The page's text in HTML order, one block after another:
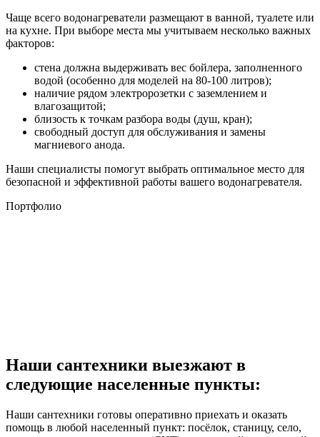
Чаще всего водонагреватели размещают в ванной, туалете или
на кухне. При выборе места мы учитываем несколько важных
факторов:
стена должна выдерживать вес бойлера, заполненного
водой (особенно для моделей на 80-100 литров);
наличие рядом электророзетки с заземлением и
влагозащитой;
близость к точкам разбора воды (душ, кран);
свободный доступ для обслуживания и замены
магниевого анода.
Наши специалисты помогут выбрать оптимальное место для
безопасной и эффективной работы вашего водонагревателя.
Портфолио
Наши сантехники выезжают в
следующие населенные пункты:
Наши сантехники готовы оперативно приехать и оказать
помощь в любой населенный пункт: посёлок, станицу, село,